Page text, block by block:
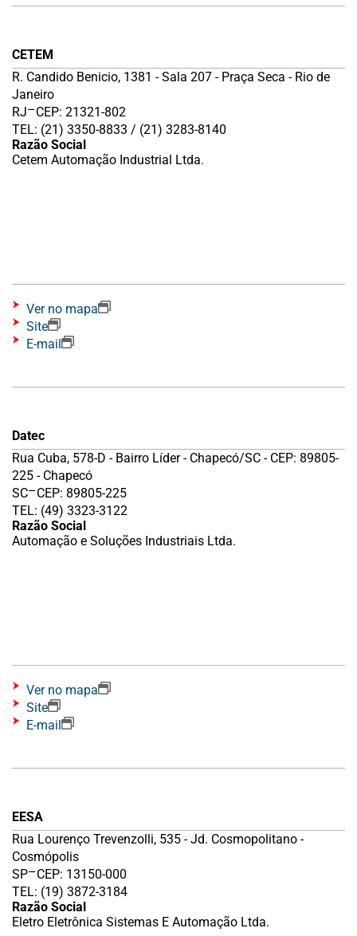
CETEM
R. Candido Benicio, 1381 - Sala 207 - Praça Seca - Rio de
Janeiro
RJ–CEP: 21321-802
TEL: (21) 3350-8833 / (21) 3283-8140
Razão Social
Cetem Automação Industrial Ltda.
Ver no mapa
Site
E-mail
Datec
Rua Cuba, 578-D - Bairro Líder - Chapecó/SC - CEP: 89805-
225 - Chapecó
SC–CEP: 89805-225
TEL: (49) 3323-3122
Razão Social
Automação e Soluções Industriais Ltda.
Ver no mapa
Site
E-mail
EESA
Rua Lourenço Trevenzolli, 535 - Jd. Cosmopolitano -
Cosmópolis
SP–CEP: 13150-000
TEL: (19) 3872-3184
Razão Social
Eletro Eletrônica Sistemas E Automação Ltda.